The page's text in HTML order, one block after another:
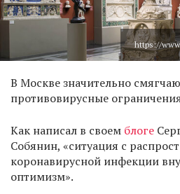
https://
В Москве значительно
противовирусные
Как написал в своем блоге
Собянин, «ситуация с
коронавирусной инфекции
оптимизм».